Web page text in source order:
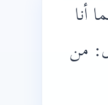
أنا
من